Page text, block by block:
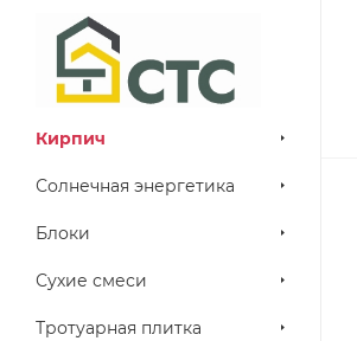
Кирпич
Солнечная энергетика
Блоки
Сухие смеси
Тротуарная плитка